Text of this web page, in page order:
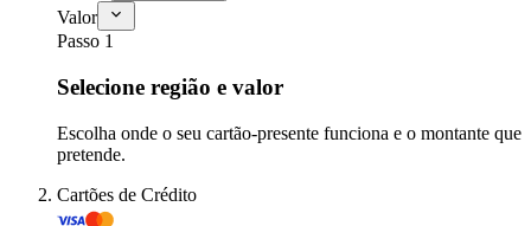
Valor
Passo 1
Selecione região e valor
Escolha onde o seu cartão-presente funciona e o montante que
pretende.
Cartões de Crédito